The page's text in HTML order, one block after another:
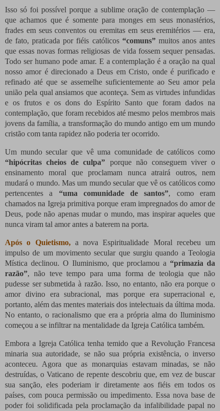
Isso só foi possível porque a sublime oração de contemplação —
que achamos que é somente para monges em seus monastérios,
frades em seus conventos ou eremitas em seus eremitérios — era,
de fato, praticada por fiéis católicos “comuns”muitos anos antes
que essas novas formas religiosas de vida fossem sequer pensadas.
Todo ser humano pode amar. E a contemplação é a oração na qual
nosso amor é direcionado a Deus em Cristo, onde é purificado e
refinado até que se assemelhe suficientemente ao Seu amor pela
união pela qual ansiamos que aconteça. Sem as virtudes infundidas
e os frutos e os dons do Espírito Santo que foram dados na
contemplação, que foram recebidos até mesmo pelos membros mais
jovens da família, a transformação do mundo antigo em um mundo
cristão com tanta rapidez não poderia ter ocorrido.
Um mundo secular que vê uma comunidade de católicos como
“hipócritas cheios de culpa” porque não conseguem viver o
ensinamento moral que proclamam nunca atrairá outros, nem
mudará o mundo. Mas um mundo secular que vê os católicos como
pertencentes a “uma comunidade de santos”, como eram
chamados na Igreja primitiva porque eram impregnados do amor de
Deus, pode não apenas mudar o mundo, mas inspirar aqueles que
nunca viram tal amor antes a baterem na porta.
Após o Quietismo,a nova Espiritualidade Moral recebeu um
impulso de um movimento secular que surgiu quando a Teologia
Mística declinou. O Iluminismo, que proclamou a“primazia da
razão”, não teve tempo para uma forma de teologia que não
pudesse ser submetida à razão. Isso, no entanto, não era porque o
amor divino era subracional, mas porque era superracional e,
portanto, além das mentes materiais dos intelectuais da última moda.
No entanto, o racionalismo que era a própria alma do Iluminismo
começou a se infiltrar na mentalidade da Igreja Católica também.
Embora a Igreja Católica tenha temido que a Revolução Francesa
minaria sua autoridade, se não sua própria existência, o inverso
aconteceu. Agora que as monarquias estavam minadas, se não
destruídas, o Vaticano de repente descobriu que, em vez de buscar
sua sanção, eles poderiam ir diretamente aos fiéis em todos os
países, com pouca permissão ou impedimento. Essa nova base de
poder foi solidificada pela proclamação da infalibilidade papal no